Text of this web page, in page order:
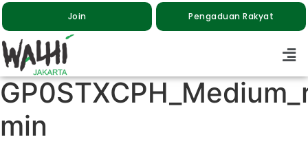
Join Pengaduan Rakyat
min